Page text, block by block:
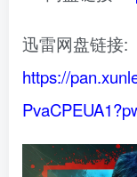
迅雷网盘链接:
https://